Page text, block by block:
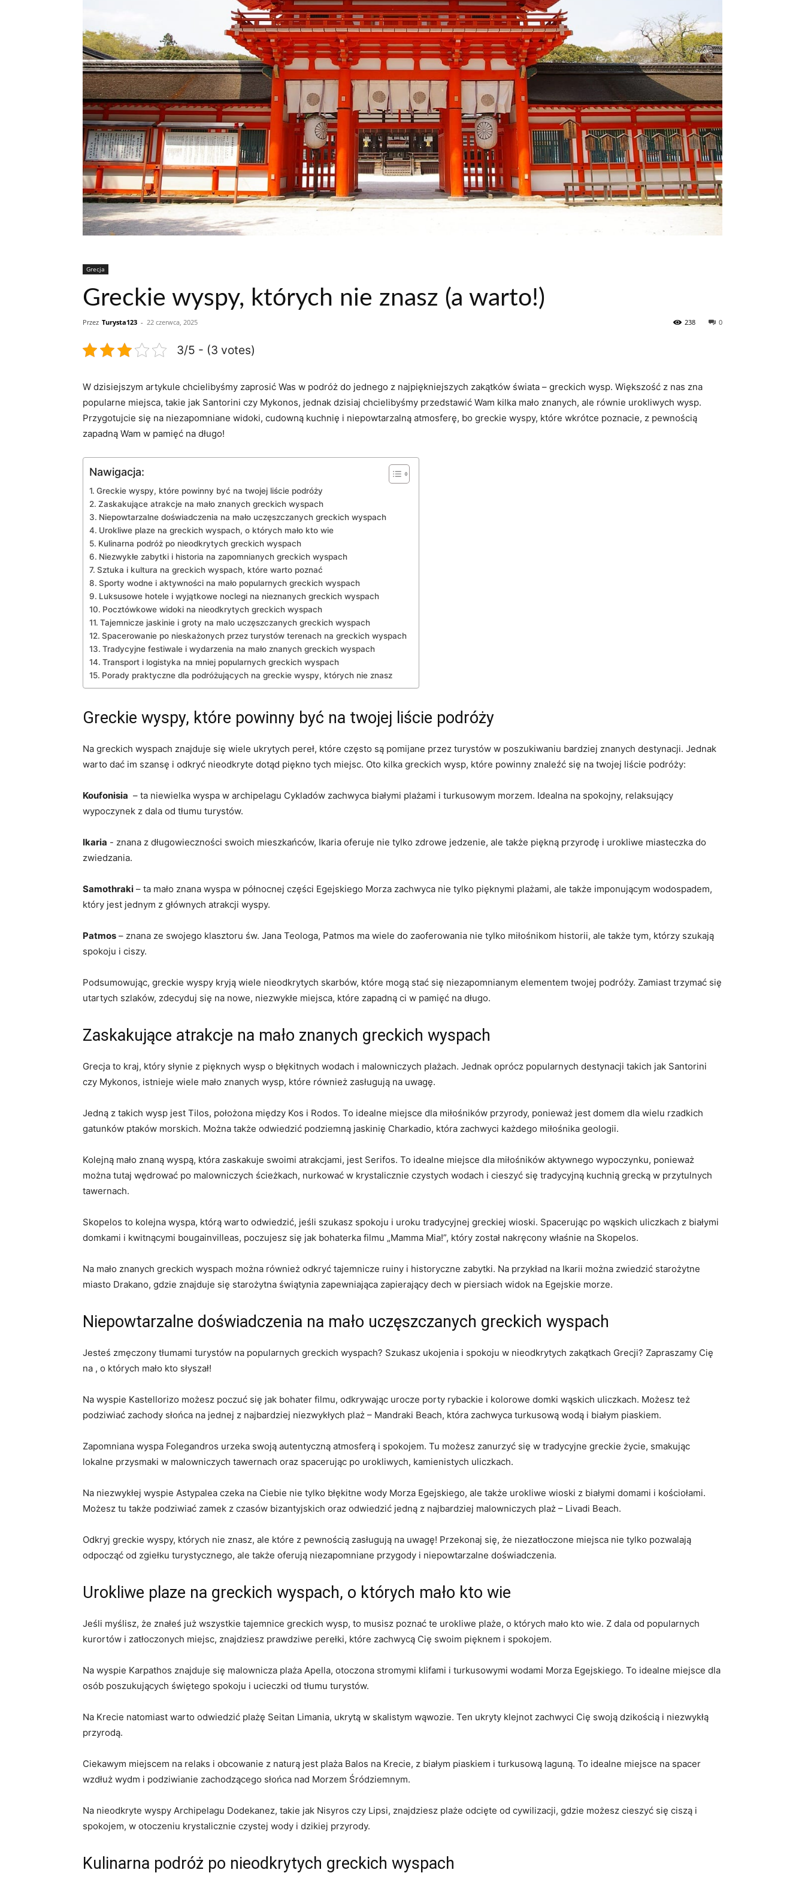
Grecja
Greckie wyspy, których nie znasz (a warto!)
Przez Turysta123 - 22 czerwca, 2025 0
238
3/5 - (3 votes)
W ‌dzisiejszym artykule chcielibyśmy zaprosić Was w podróż‍ do jednego z najpiękniejszych⁣ zakątków świata – greckich wysp. Większość z nas zna
popularne⁣ miejsca, ‌takie jak⁢ Santorini czy Mykonos,​ jednak dzisiaj chcielibyśmy ⁣przedstawić Wam kilka mało znanych, ale równie urokliwych wysp.
Przygotujcie się na niezapomniane widoki,‌ cudowną kuchnię‍ i niepowtarzalną atmosferę, ‌bo greckie wyspy, które wkrótce poznacie, z ⁢pewnością‌
zapadną Wam w pamięć na ​długo!
Nawigacja:
Greckie wyspy, które ​powinny ⁣być ⁤na twojej liście podróży
Zaskakujące atrakcje na​ mało znanych greckich wyspach
Niepowtarzalne ‍doświadczenia na ‍mało‌ uczęszczanych⁤ greckich wyspach
Urokliwe plaze ⁤na greckich⁤ wyspach, o⁤ których mało kto wie
Kulinarna podróż po nieodkrytych greckich wyspach
Niezwykłe zabytki i historia ⁢na zapomnianych greckich wyspach
Sztuka i kultura na ⁢greckich wyspach, które ​warto ‍poznać
Sporty‌ wodne i aktywności ‍na ‍mało popularnych greckich wyspach
Luksusowe hotele i wyjątkowe noclegi na nieznanych greckich​ wyspach
Pocztówkowe widoki na nieodkrytych greckich⁢ wyspach
Tajemnicze⁣ jaskinie i groty na malo uczęszczanych greckich wyspach
Spacerowanie po nieskażonych przez turystów terenach ‌na ⁢greckich wyspach
Tradycyjne festiwale i wydarzenia na mało znanych ⁣greckich wyspach
Transport ‍i logistyka‌ na mniej ⁢popularnych​ greckich wyspach
Porady praktyczne⁢ dla ‍podróżujących⁢ na greckie wyspy, ‍których nie znasz
Greckie wyspy, które ​powinny ⁣być ⁤na twojej liście podróży
Na ​greckich⁢ wyspach znajduje się wiele ukrytych pereł, które często są pomijane‌ przez turystów w poszukiwaniu bardziej znanych destynacji. Jednak
warto⁢ dać ‌im szansę i ​odkryć nieodkryte dotąd piękno tych ‌miejsc. Oto kilka greckich wysp, które powinny znaleźć się na ⁤twojej‍ liście podróży:
Koufonisia ⁣ – ta ‍niewielka wyspa w⁣ archipelagu Cykladów zachwyca ‍białymi plażami i turkusowym morzem. Idealna na spokojny, ‍relaksujący​
wypoczynek z dala od tłumu turystów.
Ikaria ⁤-‌ znana⁣ z długowieczności swoich mieszkańców,‌ Ikaria oferuje nie tylko zdrowe jedzenie, ale także piękną przyrodę ⁤i urokliwe miasteczka do
zwiedzania.
Samothraki – ta ⁣mało znana wyspa w północnej części Egejskiego Morza zachwyca ⁢nie tylko ‌pięknymi plażami, ale także ‌imponującym wodospadem,
który jest jednym z głównych‌ atrakcji wyspy.
Patmos – znana⁤ ze swojego ‍klasztoru św. Jana ⁤Teologa, Patmos ma wiele do zaoferowania ⁣nie ‌tylko miłośnikom ⁤historii, ale ‍także‍ tym, ‍którzy szukają
‌spokoju i ciszy.
Podsumowując, greckie wyspy⁣ kryją wiele‌ nieodkrytych skarbów, które mogą stać się niezapomnianym ⁣elementem twojej ⁤podróży. Zamiast trzymać się
⁤utartych szlaków, zdecyduj ⁤się na nowe, ⁤niezwykłe ⁣miejsca, które zapadną ci w pamięć na długo.
Zaskakujące atrakcje na​ mało znanych greckich wyspach
Grecja to kraj, który⁣ słynie z pięknych wysp ⁤o błękitnych ⁢wodach i malowniczych plażach. ‌Jednak oprócz popularnych destynacji takich jak Santorini
‍czy Mykonos, istnieje wiele mało znanych wysp, które również zasługują na uwagę.
Jedną z takich wysp jest‍ Tilos, położona między Kos i Rodos.​ To idealne ‌miejsce dla miłośników przyrody, ponieważ jest domem dla wielu rzadkich
gatunków ptaków morskich.‌ Można także odwiedzić ⁢podziemną⁣ jaskinię Charkadio, która zachwyci każdego miłośnika‍ geologii.
Kolejną ‍mało⁢ znaną ​wyspą, która ‍zaskakuje ⁢swoimi atrakcjami, jest Serifos.⁢ To ‌idealne miejsce dla ‌miłośników aktywnego wypoczynku, ponieważ⁣
można tutaj⁤ wędrować po malowniczych ścieżkach, nurkować w krystalicznie czystych‍ wodach i cieszyć‌ się tradycyjną kuchnią grecką w ‌przytulnych
tawernach.
Skopelos to ⁤kolejna wyspa, którą⁣ warto ​odwiedzić, jeśli szukasz spokoju i uroku tradycyjnej greckiej wioski. Spacerując‍ po wąskich uliczkach z białymi
domkami i kwitnącymi bougainvilleas, poczujesz się jak⁤ bohaterka filmu „Mamma⁣ Mia!”, który został ‍nakręcony właśnie na Skopelos.
Na ​mało znanych greckich wyspach można również⁢ odkryć ‍tajemnicze ruiny i historyczne zabytki. Na przykład na‍ Ikarii można zwiedzić starożytne
miasto Drakano, gdzie znajduje się starożytna świątynia⁣ zapewniająca zapierający dech w piersiach widok na Egejskie‌ morze.
Niepowtarzalne ‍doświadczenia na ‍mało‌ uczęszczanych⁤ greckich wyspach
Jesteś zmęczony tłumami turystów‌ na popularnych greckich wyspach?⁢ Szukasz ​ukojenia i spokoju⁣ w nieodkrytych zakątkach Grecji? Zapraszamy Cię
na⁢ , o których⁢ mało‌ kto słyszał!
Na wyspie Kastellorizo⁤ możesz poczuć się ‌jak bohater filmu, odkrywając ‍urocze porty rybackie‌ i​ kolorowe domki wąskich ‍uliczkach. Możesz też
‌podziwiać⁤ zachody słońca na jednej z najbardziej niezwykłych⁢ plaż – Mandraki Beach,​ która⁣ zachwyca turkusową wodą i białym piaskiem.
Zapomniana⁤ wyspa Folegandros urzeka swoją autentyczną atmosferą i‌ spokojem. Tu możesz zanurzyć‌ się w tradycyjne⁢ greckie ⁤życie, ⁤smakując
lokalne‌ przysmaki w ‍malowniczych tawernach oraz spacerując⁣ po urokliwych, kamienistych uliczkach.
Na niezwykłej wyspie⁣ Astypalea ⁢czeka na Ciebie‍ nie tylko ‍błękitne‌ wody Morza Egejskiego, ale także urokliwe wioski z białymi​ domami i kościołami.⁢
Możesz tu także podziwiać zamek z czasów bizantyjskich oraz odwiedzić jedną z najbardziej ⁤malowniczych plaż – Livadi ⁤Beach.
Odkryj greckie wyspy, których⁢ nie znasz, ale ‍które z​ pewnością zasługują⁢ na uwagę! Przekonaj się, że niezatłoczone miejsca nie tylko pozwalają
odpocząć​ od zgiełku turystycznego, ale także oferują niezapomniane przygody ‍i niepowtarzalne ​doświadczenia.
Urokliwe plaze ⁤na greckich⁤ wyspach, o⁤ których mało kto wie
Jeśli myślisz,⁤ że znałeś już wszystkie ​tajemnice⁣ greckich ‍wysp, to ⁤musisz poznać te urokliwe ⁢plaże, o których mało kto wie. Z​ dala od popularnych
kurortów i zatłoczonych miejsc, znajdziesz prawdziwe perełki,‌ które zachwycą Cię ⁣swoim pięknem i spokojem.
Na wyspie⁣ Karpathos znajduje​ się malownicza⁣ plaża ⁣Apella, otoczona stromymi klifami i turkusowymi wodami ⁤Morza Egejskiego. To idealne miejsce⁣ dla
osób poszukujących świętego spokoju i ucieczki od tłumu turystów.
Na Krecie ​natomiast warto odwiedzić ⁤plażę Seitan​ Limania, ukrytą ⁢w skalistym wąwozie. Ten ukryty klejnot ​zachwyci⁣ Cię swoją dzikością i niezwykłą
⁢przyrodą.
Ciekawym miejscem ⁢na relaks⁢ i obcowanie ⁤z naturą jest ‌plaża⁢ Balos na⁢ Krecie, z białym ⁣piaskiem i turkusową ⁢laguną.‌ To ⁣idealne miejsce⁣ na spacer
wzdłuż wydm i podziwianie zachodzącego słońca nad Morzem Śródziemnym.
Na nieodkryte wyspy ‌Archipelagu Dodekanez, takie ⁣jak Nisyros⁢ czy⁤ Lipsi,⁢ znajdziesz plaże odcięte od‌ cywilizacji, gdzie możesz ​cieszyć⁢ się ciszą ​i
spokojem, w otoczeniu ‍krystalicznie czystej wody ​i dzikiej przyrody.
Kulinarna podróż po nieodkrytych greckich wyspach